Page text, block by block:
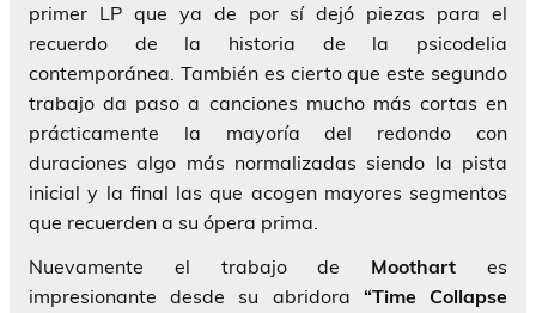
primer LP que ya de por sí dejó piezas para el
recuerdo de la historia de la psicodelia
contemporánea. También es cierto que este segundo
trabajo da paso a canciones mucho más cortas en
prácticamente la mayoría del redondo con
duraciones algo más normalizadas siendo la pista
inicial y la final las que acogen mayores segmentos
que recuerden a su ópera prima.
Nuevamente el trabajo de Moothart es
impresionante desde su abridora “Time Collapse